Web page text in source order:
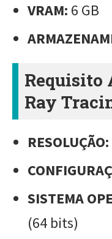
VRAM: 6 GB
Requisito
Ray
RESOLUÇÃO:
SISTEMA
(64 bits)